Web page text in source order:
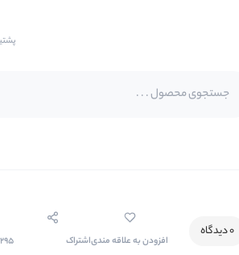
0 دیدگاه
افزودن به علاقه مندیاشتراک